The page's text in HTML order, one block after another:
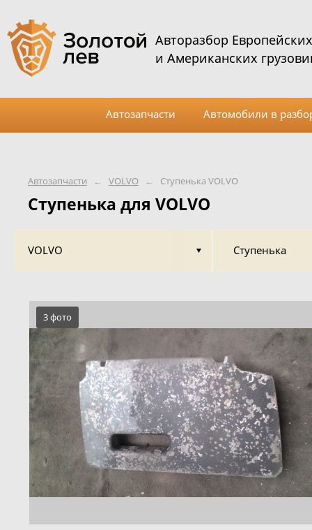
Автозапчасти ← VOLVO ← Ступенька VOLVO
Ступенька для VOLVO
VOLVO Ступенька
3 фото
Авторазбор Европейских
и Американских
Автозапчасти Автомобили в